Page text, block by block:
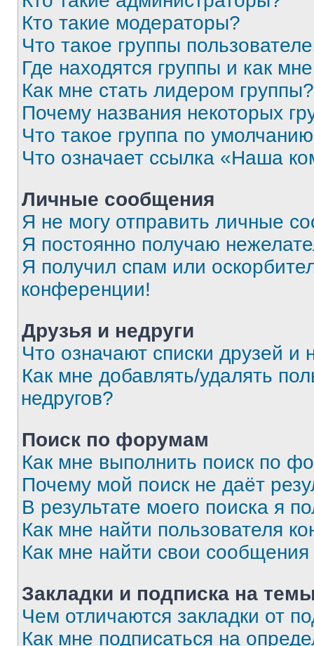
Кто такие модераторы?
Что такое группы
Где находятся группы и как
Как мне стать лидером группы?
Почему названия некоторых
Что такое группа по
Что означает ссылка «Наша
Личные сообщения
Я не могу отправить личные
Я постоянно получаю
Я получил спам или
конференции!
Друзья и недруги
Что означают списки друзей и
Как мне добавлять/удалять
недругов?
Поиск по форумам
Как мне выполнить поиск по
Почему мой поиск не даёт
В результате моего поиска я
Как мне найти пользователя
Как мне найти свои
Закладки и подписка на
Чем отличаются закладки от
Как мне подписаться на